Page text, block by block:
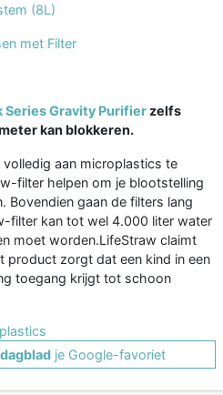
(8L)
met Filter
Series Gravity Purifier zelfs
kan blokkeren.
aan microplastics te
filter helpen om je blootstelling
Bovendien gaan de filters lang
filter kan tot wel 4.000 liter water
moet worden.LifeStraw claimt
zorgt dat een kind in een
toegang krijgt tot schoon
je Google-favoriet